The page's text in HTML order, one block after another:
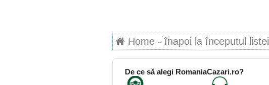
Home - înapoi la începutul listei
De ce să alegi RomaniaCazari.ro?